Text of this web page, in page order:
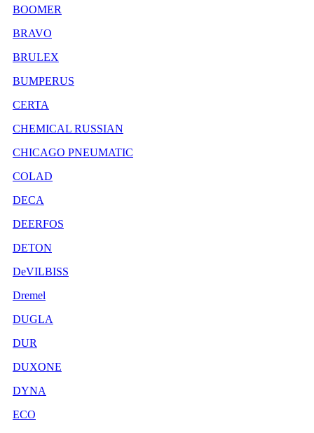
BOOMER
BRAVO
BRULEX
BUMPERUS
CERTA
CHEMICAL RUSSIAN
CHICAGO PNEUMATIC
COLAD
DECA
DEERFOS
DETON
DeVILBISS
Dremel
DUGLA
DUR
DUXONE
DYNA
ECO